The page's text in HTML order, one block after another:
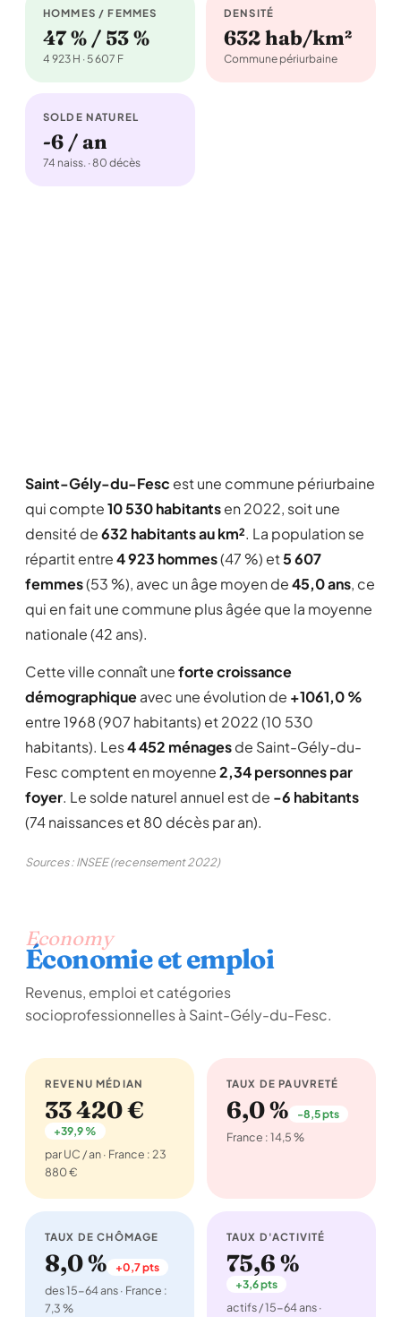
HOMMES / FEMMES
47 % / 53 %
4 923 H · 5 607 F
DENSITÉ
632 hab/km²
Commune périurbaine
SOLDE NATUREL
-6 / an
74 naiss. · 80 décès
Saint-Gély-du-Fesc est une commune périurbaine
qui compte10 530 habitantsen 2022, soit une
densité de632 habitants au km². La population se
répartit entre4 923 hommes(47 %) et5 607
femmes(53 %), avec un âge moyen de45,0 ans, ce
qui en fait une commune plus âgée que la moyenne
nationale (42 ans).
Cette ville connaît uneforte croissance
démographiqueavec une évolution de +1061,0 %
entre 1968 (907 habitants) et 2022 (10 530
habitants). Les4 452 ménagesde Saint-Gély-du-
Fesc comptent en moyenne2,34 personnes par
foyer. Le solde naturel annuel est de -6 habitants
(74 naissances et 80 décès par an).
Sources : INSEE (recensement 2022)
Economy
Économie et emploi
Revenus, emploi et catégories
socioprofessionnelles à Saint-Gély-du-Fesc.
REVENU MÉDIAN
33 420 €
+39,9 %
par UC / an · France : 23
880 €
TAUX DE PAUVRETÉ
6,0 % -8,5 pts
France : 14,5 %
TAUX DE CHÔMAGE
8,0 % +0,7 pts
des 15-64 ans · France :
7,3 %
TAUX D'ACTIVITÉ
75,6 %
+3,6 pts
actifs / 15-64 ans ·